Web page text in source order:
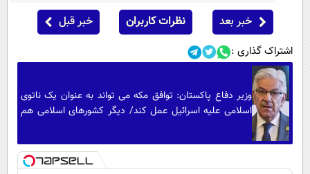
خبر بعد نظرات کاربران خبر قبل
اشتراک گذاری :
وزیر دفاع پاکستان: توافق مکه می تواند به عنوان یک ناتوی
اسلامی علیه اسرائیل عمل کند/ دیگر کشورهای اسلامی هم